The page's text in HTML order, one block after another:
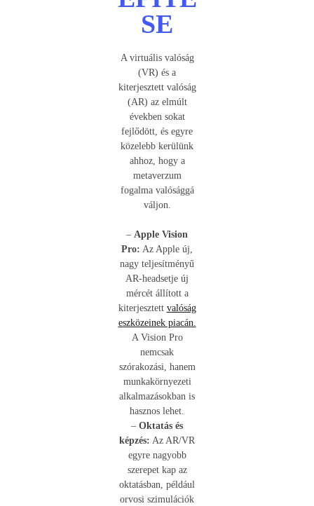
SE
A virtuális valóság
(VR) és a
kiterjesztett valóság
(AR) az elmúlt
években sokat
fejlődött, és egyre
közelebb kerülünk
ahhoz, hogy a
metaverzum
fogalma valósággá
váljon.
– Apple Vision
Pro: Az Apple új,
nagy teljesítményű
AR-headsetje új
mércét állított a
kiterjesztett valóság
eszközeinek piacán.
A Vision Pro
nemcsak
szórakozási, hanem
munkakörnyezeti
alkalmazásokban is
hasznos lehet.
– Oktatás és
képzés: Az AR/VR
egyre nagyobb
szerepet kap az
oktatásban, például
orvosi szimulációk